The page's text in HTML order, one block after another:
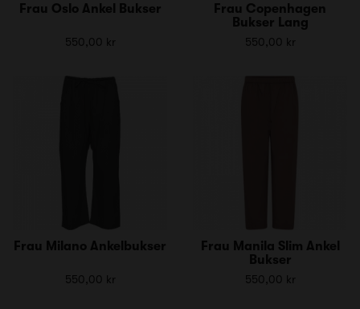
Frau Oslo Ankel Bukser
550,00 kr
Frau Copenhagen
Bukser Lang
550,00 kr
Frau Milano Ankelbukser
550,00 kr
Frau Manila Slim Ankel
Bukser
550,00 kr